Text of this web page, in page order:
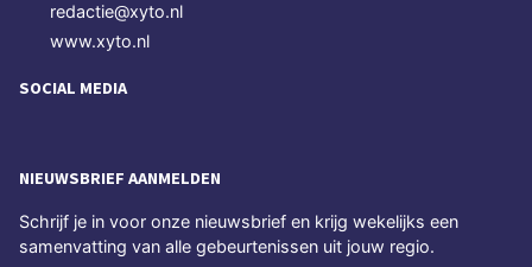
redactie@xyto.nl
www.xyto.nl
SOCIAL MEDIA
NIEUWSBRIEF AANMELDEN
Schrijf je in voor onze nieuwsbrief en krijg wekelijks een
samenvatting van alle gebeurtenissen uit jouw regio.